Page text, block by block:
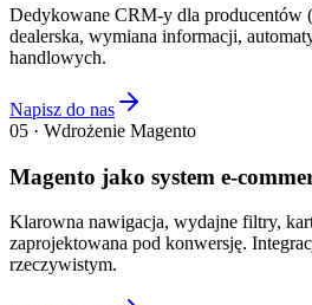
Dedykowane CRM-y dla producentów
dealerska, wymiana informacji,
handlowych.
Napisz do nas
05 · Wdrożenie Magento
Magento jako system e-
Klarowna nawigacja, wydajne filtry,
zaprojektowana pod konwersję.
rzeczywistym.